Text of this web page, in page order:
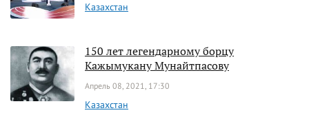
Казахстан
150 лет легендарному борцу
Кажымукану Мунайтпасову
Апрель 08, 2021, 17:30
Казахстан